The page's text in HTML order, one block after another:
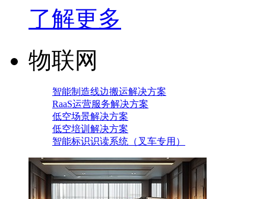
了解更多
物联网
智能制造线边搬运解决方案
RaaS运营服务解决方案
低空场景解决方案
低空培训解决方案
智能标识识读系统（叉车专用）